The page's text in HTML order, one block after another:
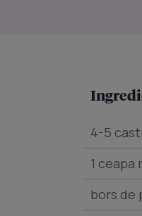
4-5
1 ceapa
bors de